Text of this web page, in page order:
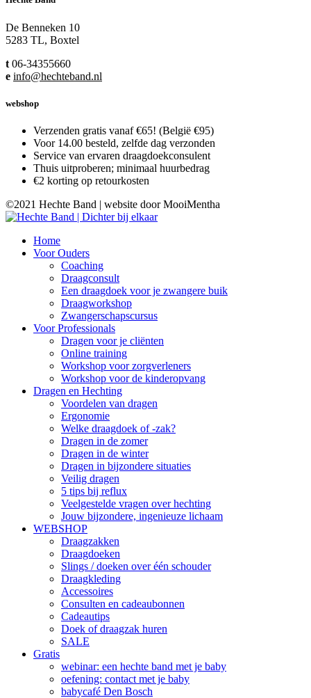
De Benneken 10
5283 TL, Boxtel
t 06-34355660
e info@hechteband.nl
webshop
Verzenden gratis vanaf €65! (België €95)
Voor 14.00 besteld, zelfde dag verzonden
Service van ervaren draagdoekconsulent
Thuis uitproberen; minimaal huurbedrag
€2 korting op retourkosten
©2021 Hechte Band | website door MooiMentha
Home
Voor Ouders
Coaching
Draagconsult
Een draagdoek voor je zwangere buik
Draagworkshop
Zwangerschapscursus
Voor Professionals
Dragen voor je cliënten
Online training
Workshop voor zorgverleners
Workshop voor de kinderopvang
Dragen en Hechting
Voordelen van dragen
Ergonomie
Welke draagdoek of -zak?
Dragen in de zomer
Dragen in de winter
Dragen in bijzondere situaties
Veilig dragen
5 tips bij reflux
Veelgestelde vragen over hechting
Jouw bijzondere, ingenieuze lichaam
WEBSHOP
Draagzakken
Draagdoeken
Slings / doeken over één schouder
Draagkleding
Accessoires
Consulten en cadeaubonnen
Cadeautips
Doek of draagzak huren
SALE
Gratis
webinar: een hechte band met je baby
oefening: contact met je baby
babycafé Den Bosch